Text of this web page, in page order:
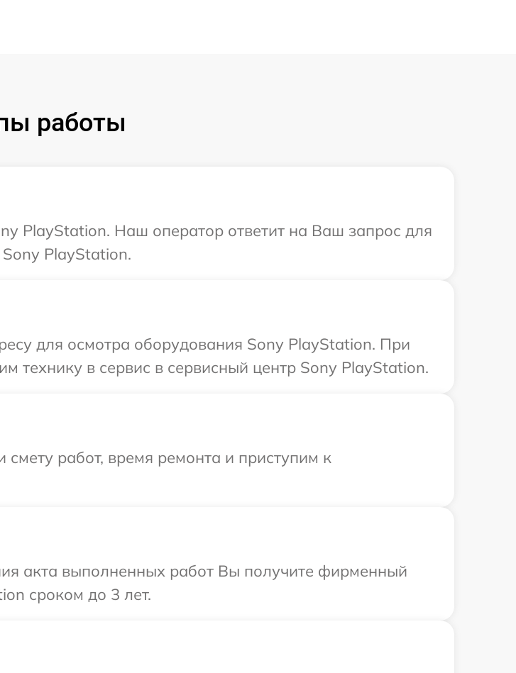
работы
PlayStation. Наш оператор ответит на Ваш запрос для
PlayStation.
для осмотра оборудования Sony PlayStation. При
технику в сервис в сервисный центр Sony PlayStation.
работ, время ремонта и приступим к
акта выполненных работ Вы получите фирменный
сроком до 3 лет.